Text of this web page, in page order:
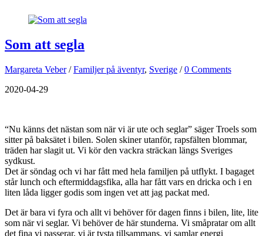
Som att segla
Margareta Veber / Familjer på äventyr, Sverige / 0 Comments
2020-04-29
“Nu känns det nästan som när vi är ute och seglar” säger Troels som
sitter på baksätet i bilen. Solen skiner utanför, rapsfälten blommar,
träden har slagit ut. Vi kör den vackra sträckan längs Sveriges
sydkust.
Det är söndag och vi har fått med hela familjen på utflykt. I bagaget
står lunch och eftermiddagsfika, alla har fått vars en dricka och i en
liten låda ligger godis som ingen vet att jag packat med.
Det är bara vi fyra och allt vi behöver för dagen finns i bilen, lite, lite
som när vi seglar. Vi behöver de här stunderna. Vi småpratar om allt
det fina vi passerar, vi är tysta tillsammans, vi samlar energi